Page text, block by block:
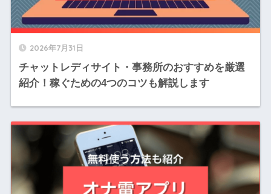
2026年7月31日
チャットレディサイト・事務所のおすすめを厳選
紹介！稼ぐための4つのコツも解説します